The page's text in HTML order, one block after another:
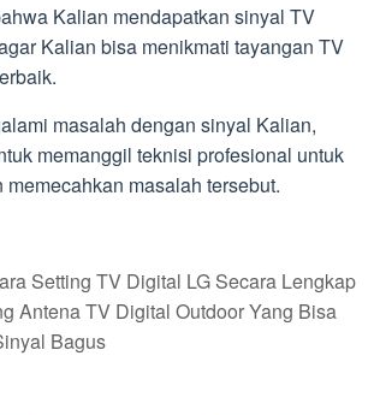
Kalian mendapatkan sinyal TV
Kalian bisa menikmati tayangan TV
masalah dengan sinyal Kalian,
memanggil teknisi profesional untuk
masalah tersebut.
Setting TV Digital LG Secara Lengkap
Antena TV Digital Outdoor Yang Bisa
Bagus